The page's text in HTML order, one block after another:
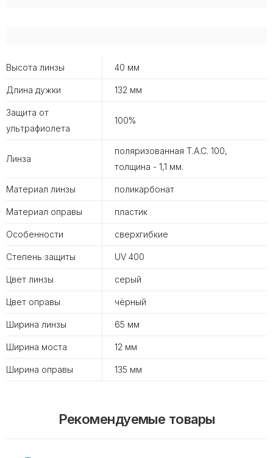
Высота линзы 40 мм
Длина дужки 132 мм
Защита от
ультрафиолета
100%
Линза
поляризованная T.A.C. 100,
толщина - 1,1 мм.
Материал линзы поликарбонат
Материал оправы пластик
Особенности сверхгибкие
Степень защиты UV 400
Цвет линзы серый
Цвет оправы чёрный
Ширина линзы 65 мм
Ширина моста 12 мм
Ширина оправы 135 мм
Рекомендуемые товары